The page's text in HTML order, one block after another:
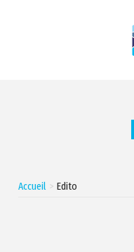
Accueil Edito